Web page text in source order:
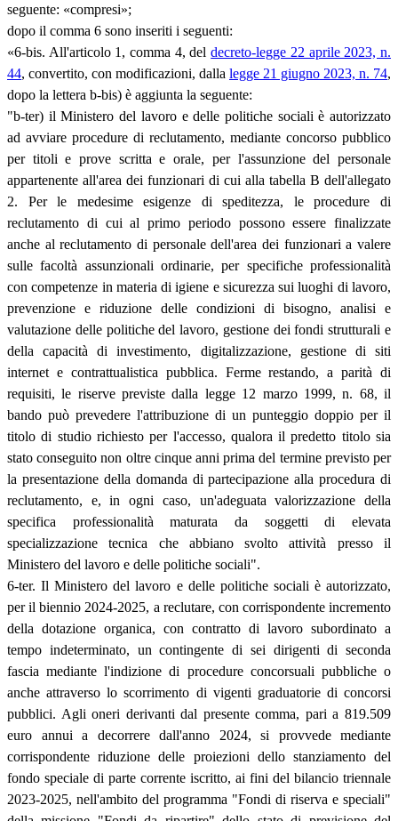
seguente: «compresi»;
dopo il comma 6 sono inseriti i seguenti:
«6-bis. All'articolo 1, comma 4, deldecreto-legge 22 aprile 2023, n.
44, convertito, con modificazioni, dalla legge 21 giugno 2023, n. 74,
dopo la lettera b-bis) è aggiunta la seguente:
"b-ter) il Ministero del lavoro e delle politiche sociali è autorizzato
ad avviare procedure di reclutamento, mediante concorso pubblico
per titoli e prove scritta e orale, per l'assunzione del personale
appartenente all'area dei funzionari di cui alla tabella B dell'allegato
2. Per le medesime esigenze di speditezza, le procedure di
reclutamento di cui al primo periodo possono essere finalizzate
anche al reclutamento di personale dell'area dei funzionari a valere
sulle facoltà assunzionali ordinarie, per specifiche professionalità
con competenze in materia di igiene e sicurezza sui luoghi di lavoro,
prevenzione e riduzione delle condizioni di bisogno, analisi e
valutazione delle politiche del lavoro, gestione dei fondi strutturali e
della capacità di investimento, digitalizzazione, gestione di siti
internet e contrattualistica pubblica. Ferme restando, a parità di
requisiti, le riserve previste dalla legge 12 marzo 1999, n. 68, il
bando può prevedere l'attribuzione di un punteggio doppio per il
titolo di studio richiesto per l'accesso, qualora il predetto titolo sia
stato conseguito non oltre cinque anni prima del termine previsto per
la presentazione della domanda di partecipazione alla procedura di
reclutamento, e, in ogni caso, un'adeguata valorizzazione della
specifica professionalità maturata da soggetti di elevata
specializzazione tecnica che abbiano svolto attività presso il
Ministero del lavoro e delle politiche sociali".
6-ter. Il Ministero del lavoro e delle politiche sociali è autorizzato,
per il biennio 2024-2025, a reclutare, con corrispondente incremento
della dotazione organica, con contratto di lavoro subordinato a
tempo indeterminato, un contingente di sei dirigenti di seconda
fascia mediante l'indizione di procedure concorsuali pubbliche o
anche attraverso lo scorrimento di vigenti graduatorie di concorsi
pubblici. Agli oneri derivanti dal presente comma, pari a 819.509
euro annui a decorrere dall'anno 2024, si provvede mediante
corrispondente riduzione delle proiezioni dello stanziamento del
fondo speciale di parte corrente iscritto, ai fini del bilancio triennale
2023-2025, nell'ambito del programma "Fondi di riserva e speciali"